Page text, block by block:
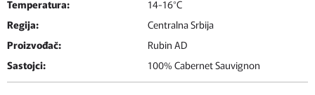
Temperatura:
14-16°C
Regija:
Centralna Srbija
Proizvođač:
Rubin AD
Sastojci:
100% Cabernet Sauvignon